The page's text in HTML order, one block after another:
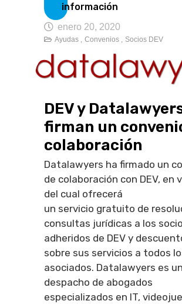
información
enero 20, 2020
Ayudas , Convenios , Socios DEV
DEV y
firman un
colaboración
Datalawyers ha firmado un
de colaboración con DEV, en
del cual ofrecerá
un servicio gratuito de
consultas jurídicas a los
adheridos de DEV y
sobre sus servicios a todos
asociados. Datalawyers es un
despacho de abogados
especializados en IT,